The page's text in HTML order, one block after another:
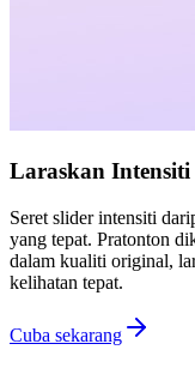
Laraskan
Seret slider intensiti
yang tepat. Pratonton
dalam kualiti original,
kelihatan tepat.
Cuba sekarang